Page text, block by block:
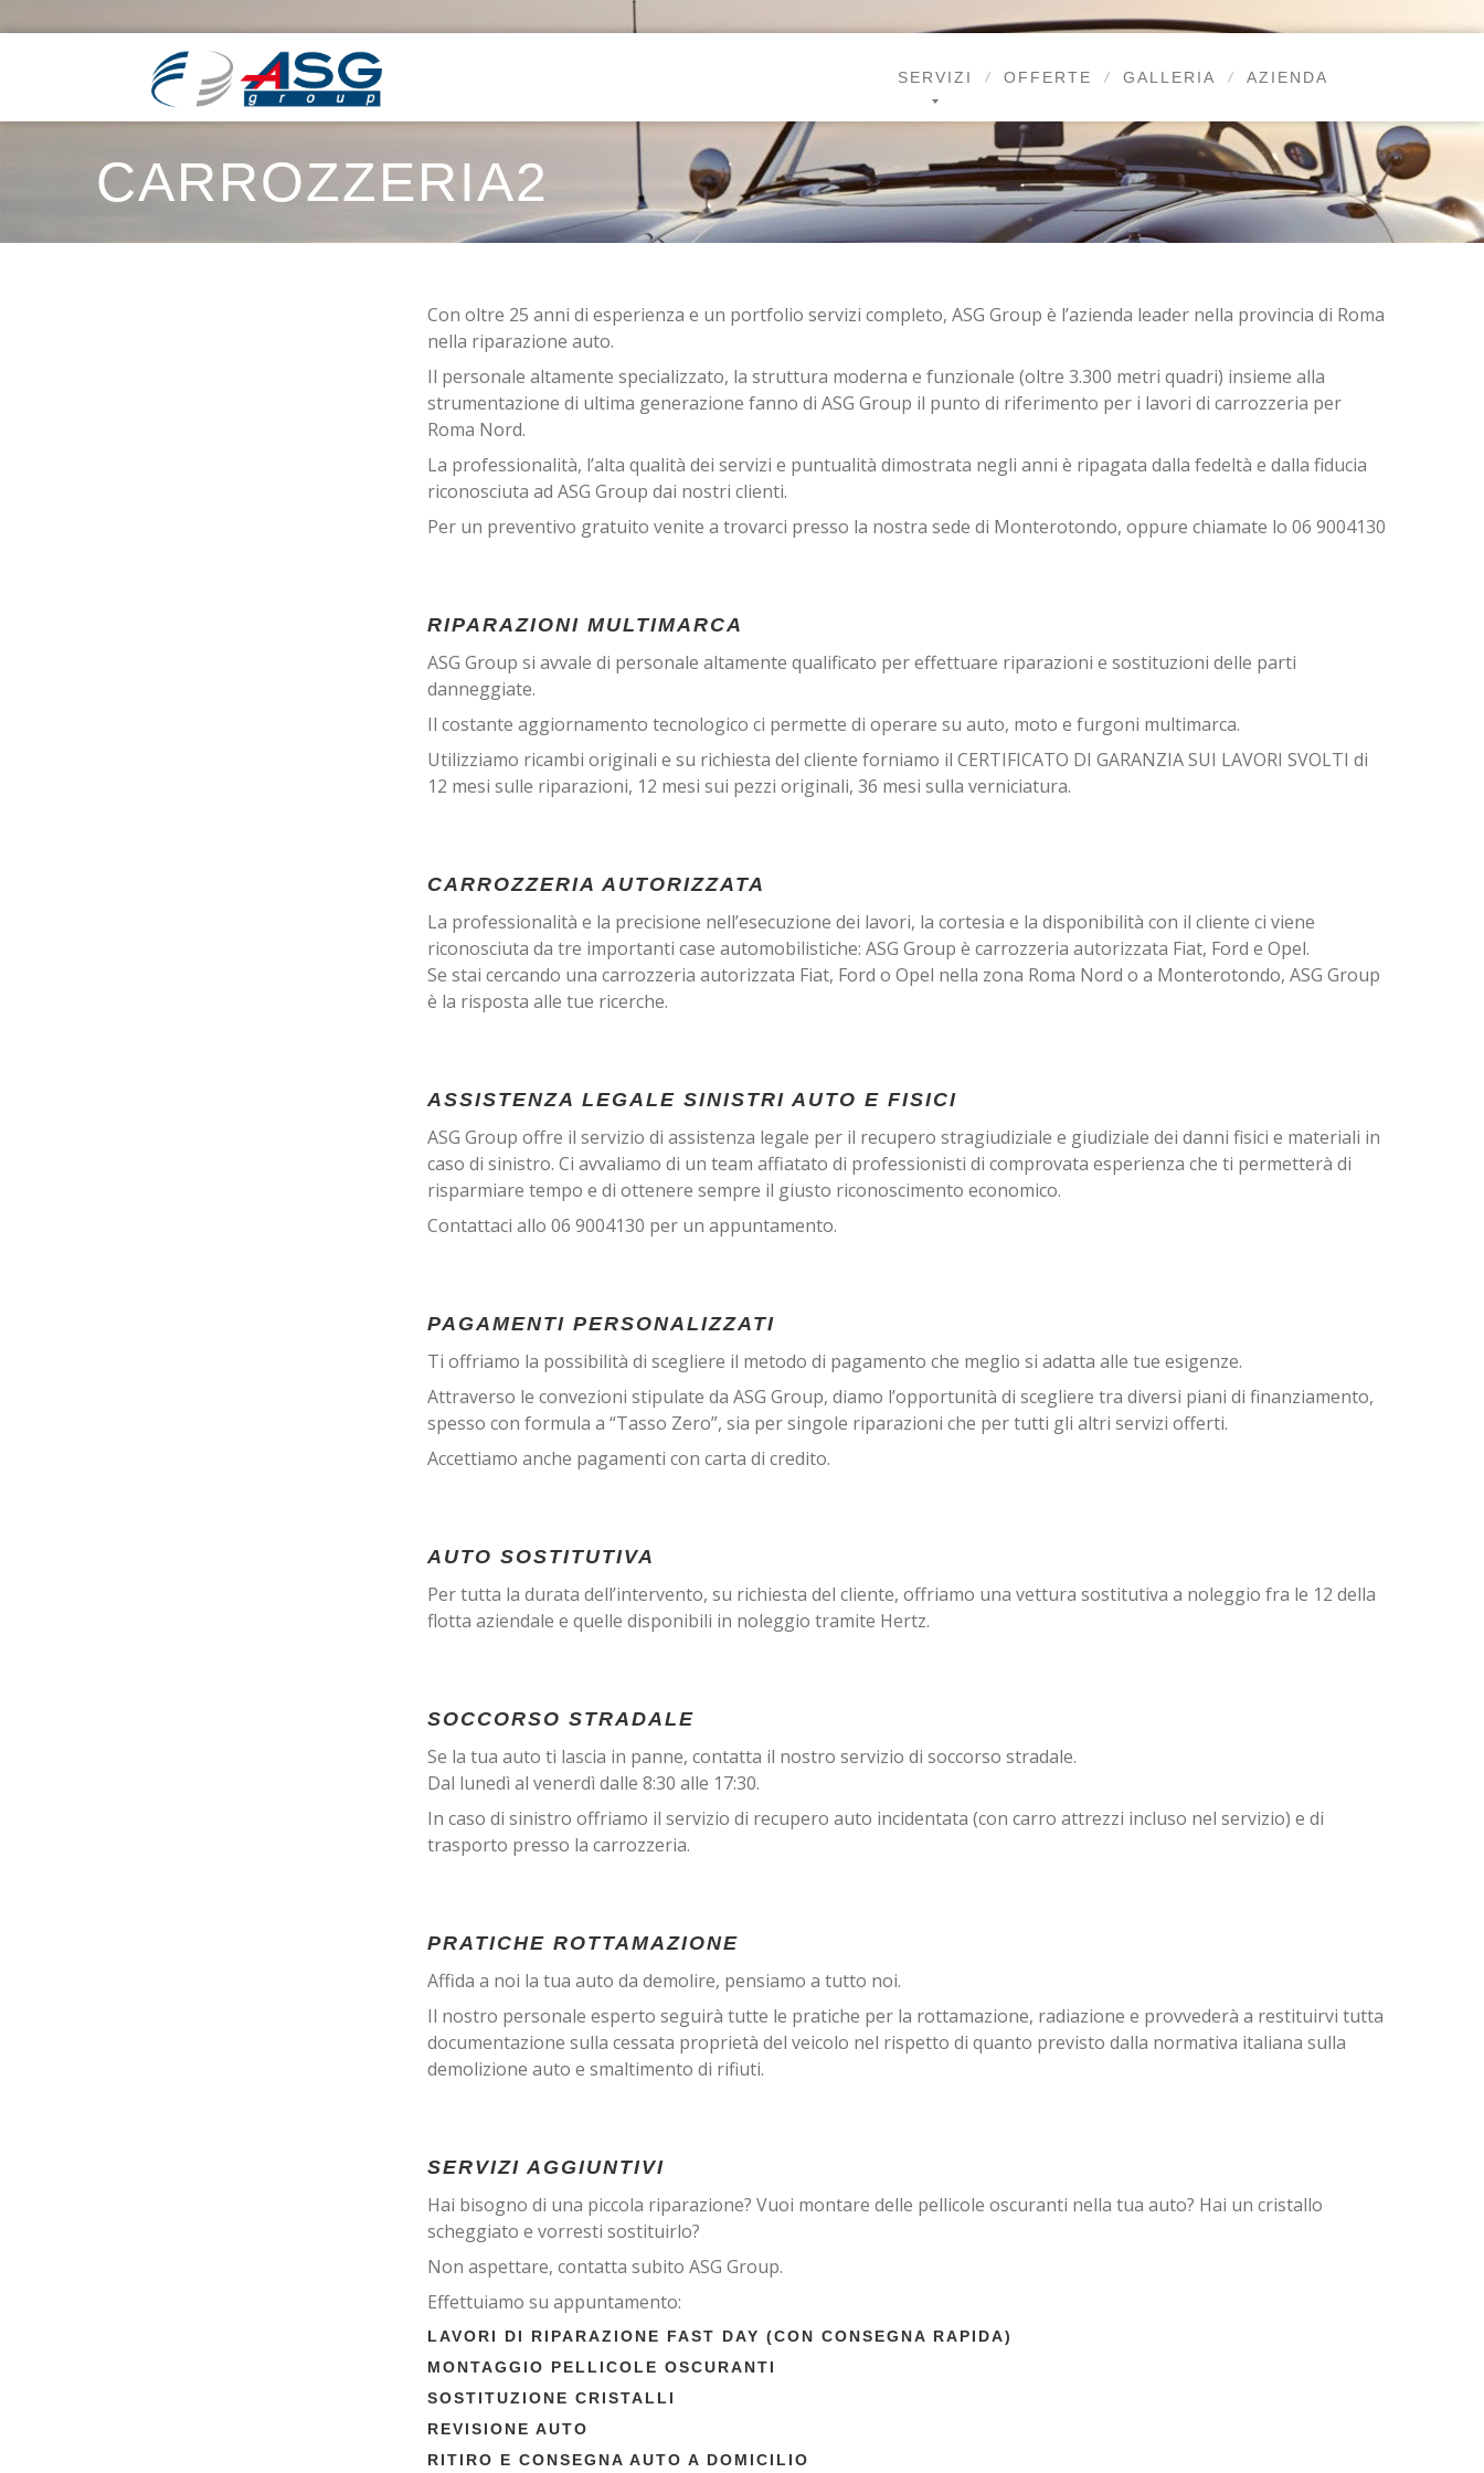
SERVIZI OFFERTE GALLERIA AZIENDA
CARROZZERIA2
Con oltre 25 anni di esperienza e un portfolio servizi completo, ASG Group è l’azienda leader nella provincia di Roma
nella riparazione auto.
Il personale altamente specializzato, la struttura moderna e funzionale (oltre 3.300 metri quadri) insieme alla
strumentazione di ultima generazione fanno di ASG Group il punto di riferimento per i lavori di carrozzeria per
Roma Nord.
La professionalità, l’alta qualità dei servizi e puntualità dimostrata negli anni è ripagata dalla fedeltà e dalla fiducia
riconosciuta ad ASG Group dai nostri clienti.
Per un preventivo gratuito venite a trovarci presso la nostra sede di Monterotondo, oppure chiamate lo 06 9004130
RIPARAZIONI MULTIMARCA
ASG Group si avvale di personale altamente qualificato per effettuare riparazioni e sostituzioni delle parti
danneggiate.
Il costante aggiornamento tecnologico ci permette di operare su auto, moto e furgoni multimarca.
Utilizziamo ricambi originali e su richiesta del cliente forniamo il CERTIFICATO DI GARANZIA SUI LAVORI SVOLTI di
12 mesi sulle riparazioni, 12 mesi sui pezzi originali, 36 mesi sulla verniciatura.
CARROZZERIA AUTORIZZATA
La professionalità e la precisione nell’esecuzione dei lavori, la cortesia e la disponibilità con il cliente ci viene
riconosciuta da tre importanti case automobilistiche: ASG Group è carrozzeria autorizzata Fiat, Ford e Opel.
Se stai cercando una carrozzeria autorizzata Fiat, Ford o Opel nella zona Roma Nord o a Monterotondo, ASG Group
è la risposta alle tue ricerche.
ASSISTENZA LEGALE SINISTRI AUTO E FISICI
ASG Group offre il servizio di assistenza legale per il recupero stragiudiziale e giudiziale dei danni fisici e materiali in
caso di sinistro. Ci avvaliamo di un team affiatato di professionisti di comprovata esperienza che ti permetterà di
risparmiare tempo e di ottenere sempre il giusto riconoscimento economico.
Contattaci allo 06 9004130 per un appuntamento.
PAGAMENTI PERSONALIZZATI
Ti offriamo la possibilità di scegliere il metodo di pagamento che meglio si adatta alle tue esigenze.
Attraverso le convezioni stipulate da ASG Group, diamo l’opportunità di scegliere tra diversi piani di finanziamento,
spesso con formula a “Tasso Zero”, sia per singole riparazioni che per tutti gli altri servizi offerti.
Accettiamo anche pagamenti con carta di credito.
AUTO SOSTITUTIVA
Per tutta la durata dell’intervento, su richiesta del cliente, offriamo una vettura sostitutiva a noleggio fra le 12 della
flotta aziendale e quelle disponibili in noleggio tramite Hertz.
SOCCORSO STRADALE
Se la tua auto ti lascia in panne, contatta il nostro servizio di soccorso stradale.
Dal lunedì al venerdì dalle 8:30 alle 17:30.
In caso di sinistro offriamo il servizio di recupero auto incidentata (con carro attrezzi incluso nel servizio) e di
trasporto presso la carrozzeria.
PRATICHE ROTTAMAZIONE
Affida a noi la tua auto da demolire, pensiamo a tutto noi.
Il nostro personale esperto seguirà tutte le pratiche per la rottamazione, radiazione e provvederà a restituirvi tutta
documentazione sulla cessata proprietà del veicolo nel rispetto di quanto previsto dalla normativa italiana sulla
demolizione auto e smaltimento di rifiuti.
SERVIZI AGGIUNTIVI
Hai bisogno di una piccola riparazione? Vuoi montare delle pellicole oscuranti nella tua auto? Hai un cristallo
scheggiato e vorresti sostituirlo?
Non aspettare, contatta subito ASG Group.
Effettuiamo su appuntamento:
LAVORI DI RIPARAZIONE FAST DAY (CON CONSEGNA RAPIDA)
MONTAGGIO PELLICOLE OSCURANTI
SOSTITUZIONE CRISTALLI
REVISIONE AUTO
RITIRO E CONSEGNA AUTO A DOMICILIO